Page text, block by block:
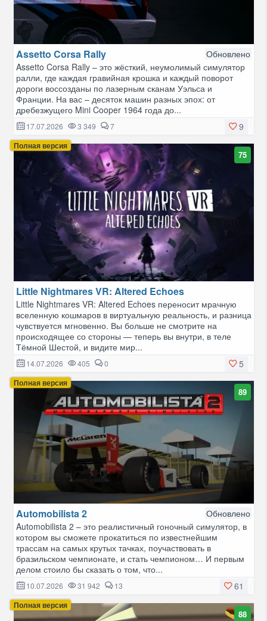
Assetto Corsa Rally
Обновлено
Assetto Corsa Rally – это жёсткий, неумолимый симулятор
ралли, где каждая гравийная крошка и каждый поворот
дороги воссозданы по лазерным сканам Уэльса и
Франции. На вас – десяток машин разных эпох: от
дребезжущего Mini Cooper 1964 года до...
9
17.07.2026 3 349 7
Полная версия
75
Little Nightmares VR: Altered Echoes
Little Nightmares VR: Altered Echoes переносит мрачную
вселенную кошмаров в виртуальную реальность, и разница
чувствуется мгновенно. Вы больше не смотрите на
происходящее со стороны — теперь вы внутри, в теле
Тёмной Шестой, и видите мир...
5
14.07.2026 405 0
Полная версия
89
Automobilista 2
Обновлено
Automobilista 2 – это реалистичный гоночный симулятор, в
котором вы сможете прокатиться по известнейшим
трассам на самых крутых тачках, поучаствовать в
бразильском чемпионате, и стать чемпионом… И первым
делом стоило бы сказать о том, что...
61
10.07.2026 31 942 13
Полная версия
88